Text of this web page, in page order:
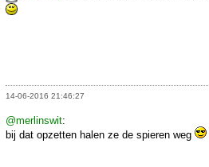
14-06-2016 21:46:27
@merlinswit:
bij dat opzetten halen ze de spieren weg